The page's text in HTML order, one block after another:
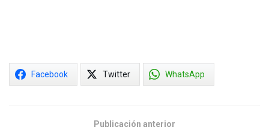
Facebook Twitter WhatsApp
Publicación anterior